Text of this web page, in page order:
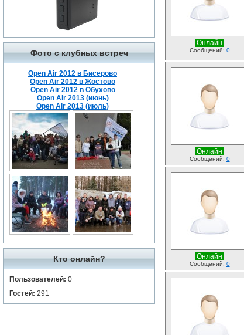
Фото с клубных встреч
Open Air 2012 в Бисерово
Open Air 2012 в Жостово
Open Air 2012 в Обухово
Open Air 2013 (июнь)
Open Air 2013 (июль)
Кто онлайн?
Пользователей: 0
Гостей: 291
Онлайн
Сообщений: 0
Онлайн
Сообщений: 0
Онлайн
Сообщений: 0